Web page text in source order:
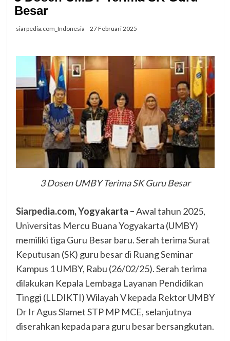
Besar
siarpedia.com_Indonesia 27 Februari 2025
3 Dosen UMBY Terima SK Guru Besar
Siarpedia.com, Yogyakarta –Awal tahun 2025,
Universitas Mercu Buana Yogyakarta (UMBY)
memiliki tiga Guru Besar baru. Serah terima Surat
Keputusan (SK) guru besar di Ruang Seminar
Kampus 1 UMBY, Rabu (26/02/25). Serah terima
dilakukan Kepala Lembaga Layanan Pendidikan
Tinggi (LLDIKTI) Wilayah V kepada Rektor UMBY
Dr Ir Agus Slamet STP MP MCE, selanjutnya
diserahkan kepada para guru besar bersangkutan.